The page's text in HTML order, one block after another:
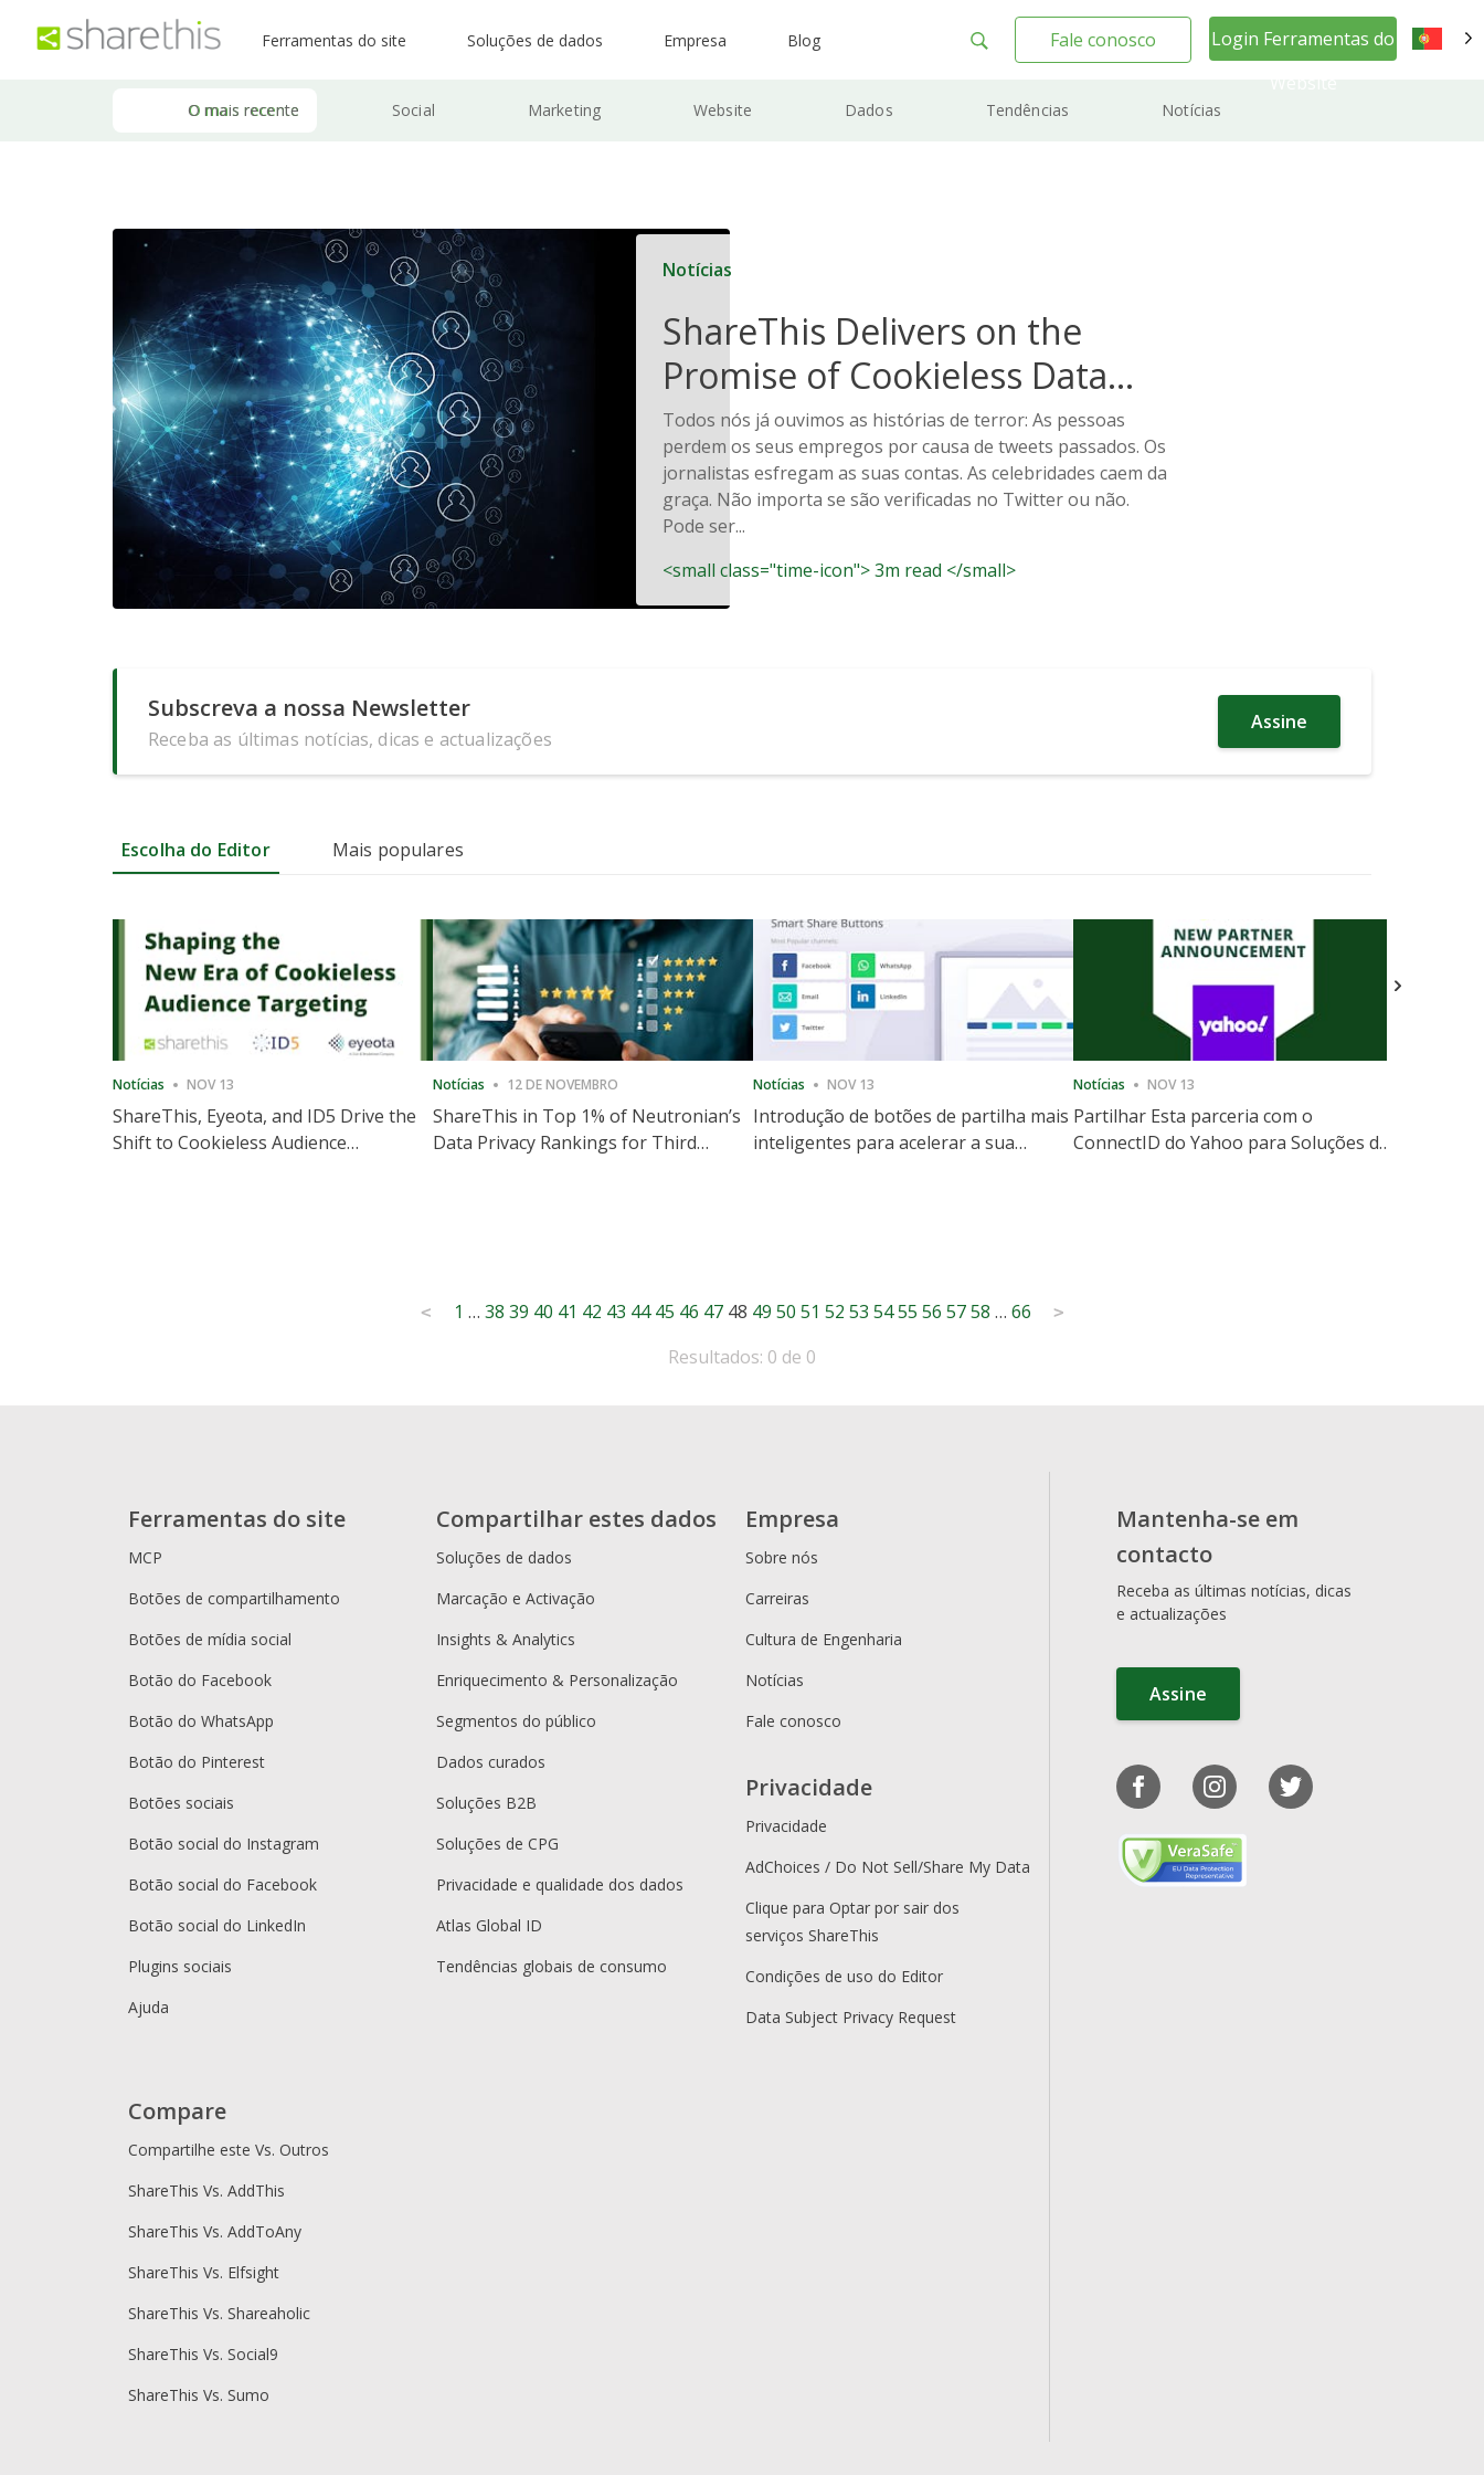
Ferramentas do site Soluções de dados Empresa Blog Fale conosco
Login Ferramentas do
O mais recente Social Marketing Website Dados Tendências Notícias
Notícias
ShareThis Delivers on the
Promise of Cookieless Data
Solutions
Todos nós já ouvimos as histórias de terror: As pessoas
perdem os seus empregos por causa de tweets passados. Os
jornalistas esfregam as suas contas. As celebridades caem da
graça. Não importa se são verificadas no Twitter ou não.
Pode ser...
<small class="time-icon"> 3m read </small>
Subscreva a nossa Newsletter
Receba as últimas notícias, dicas e actualizações
Assine
Escolha do Editor Mais populares
Notícias NOV 13
ShareThis, Eyeota, and ID5 Drive the
Shift to Cookieless Audience
Notícias 12 DE NOVEMBRO
ShareThis in Top 1% of Neutronian’s
Data Privacy Rankings for Third
Notícias NOV 13
Introdução de botões de partilha mais
inteligentes para acelerar a sua
Notícias NOV 13
Partilhar Esta parceria com o
ConnectID do Yahoo para Soluções de
< 1 … 38 39 40 41 42 43 44 45 46 47 48 49 50 51 52 53 54 55 56 57 58 … 66 >
Resultados: 0 de 0
Ferramentas do site
MCP
Botões de compartilhamento
Botões de mídia social
Botão do Facebook
Botão do WhatsApp
Botão do Pinterest
Botões sociais
Botão social do Instagram
Botão social do Facebook
Botão social do LinkedIn
Plugins sociais
Ajuda
Compartilhar estes dados
Soluções de dados
Marcação e Activação
Insights & Analytics
Enriquecimento & Personalização
Segmentos do público
Dados curados
Soluções B2B
Soluções de CPG
Privacidade e qualidade dos dados
Atlas Global ID
Tendências globais de consumo
Empresa
Sobre nós
Carreiras
Cultura de Engenharia
Notícias
Fale conosco
Privacidade
Privacidade
AdChoices / Do Not Sell/Share My Data
Clique para Optar por sair dos
serviços ShareThis
Condições de uso do Editor
Data Subject Privacy Request
Compare
Compartilhe este Vs. Outros
ShareThis Vs. AddThis
ShareThis Vs. AddToAny
ShareThis Vs. Elfsight
ShareThis Vs. Shareaholic
ShareThis Vs. Social9
ShareThis Vs. Sumo
Mantenha-se em
contacto
Receba as últimas notícias, dicas
e actualizações
Assine